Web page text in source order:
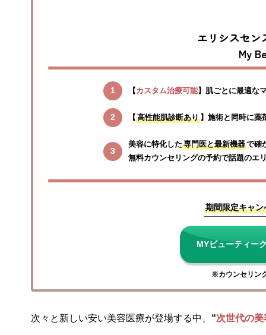
エリシスセン
My
【カスタム治療可能】肌ごとに最適な
【高性能肌診断あり】施術と同時に薬
美容に特化した専門医と最新機器で確
無料カウンセリングの予約で話題のエ
期間限定キャ
MYビューティー
※カウンセリン
次々と新しい安い美容医療が登場する中、 “次世代の美